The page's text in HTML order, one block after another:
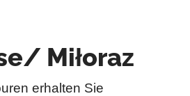
Miłoraz
erhalten Sie